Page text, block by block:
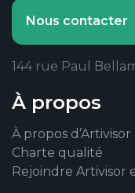
Nous contacter
144 rue Paul
À propos
À propos d’Artivisor
Charte qualité
Rejoindre Artivisor